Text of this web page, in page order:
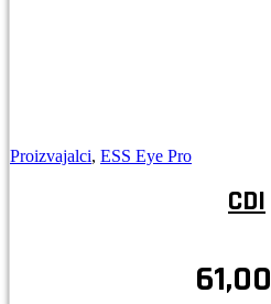
Proizvajalci, ESS Eye Pro
CDI
61,00